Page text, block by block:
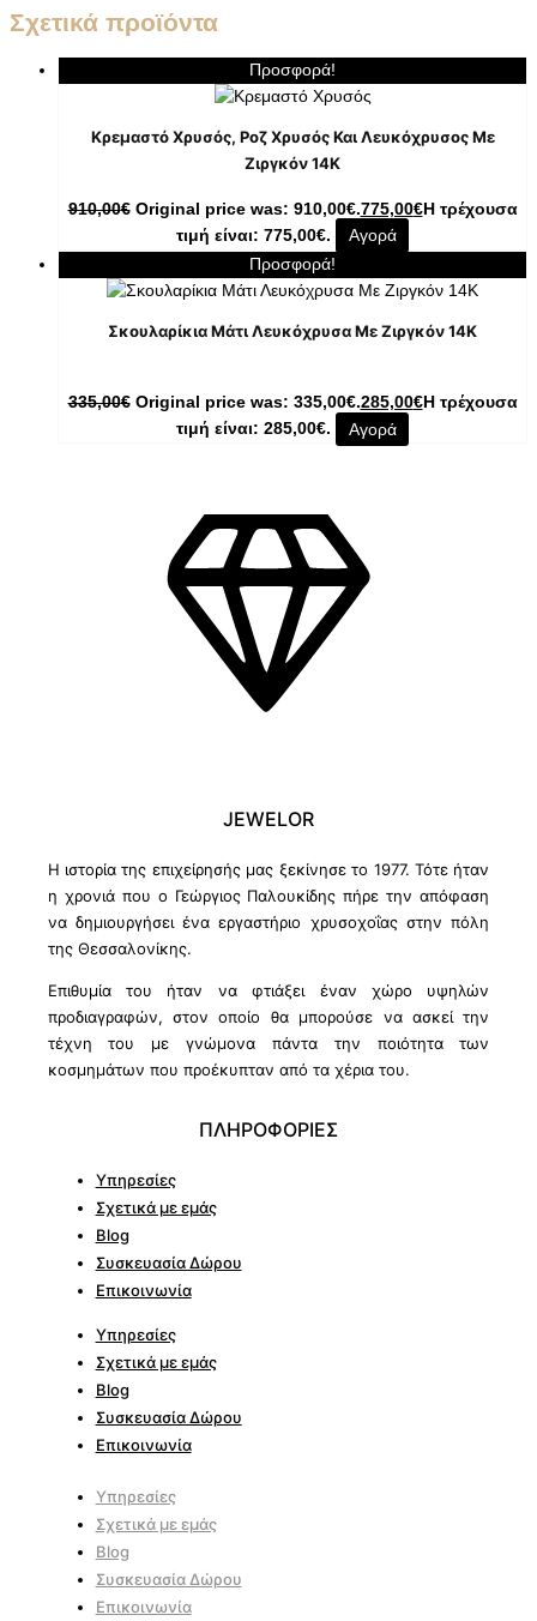
Σχετικά προϊόντα
Προσφορά!
Κρεμαστό Χρυσός, Ροζ Χρυσός Και Λευκόχρυσος Με
Ζιργκόν 14K
910,00€ Original price was: 910,00€.775,00€Η τρέχουσα
τιμή είναι: 775,00€.
Αγορά
Προσφορά!
Σκουλαρίκια Μάτι Λευκόχρυσα Με Ζιργκόν 14K
335,00€ Original price was: 335,00€.285,00€Η τρέχουσα
τιμή είναι: 285,00€.
Αγορά
JEWELOR
Η ιστορία της επιχείρησής μας ξεκίνησε το 1977. Τότε ήταν
η χρονιά που ο Γεώργιος Παλουκίδης πήρε την απόφαση
να δημιουργήσει ένα εργαστήριο χρυσοχοΐας στην πόλη
της Θεσσαλονίκης.
Επιθυμία του ήταν να φτιάξει έναν χώρο υψηλών
προδιαγραφών, στον οποίο θα μπορούσε να ασκεί την
τέχνη του με γνώμονα πάντα την ποιότητα των
κοσμημάτων που προέκυπταν από τα χέρια του.
ΠΛΗΡΟΦΟΡΙΕΣ
Υπηρεσίες
Σχετικά με εμάς
Blog
Συσκευασία Δώρου
Επικοινωνία
Υπηρεσίες
Σχετικά με εμάς
Blog
Συσκευασία Δώρου
Επικοινωνία
Υπηρεσίες
Σχετικά με εμάς
Blog
Συσκευασία Δώρου
Επικοινωνία